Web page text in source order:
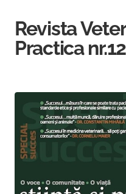
Revista
Practica